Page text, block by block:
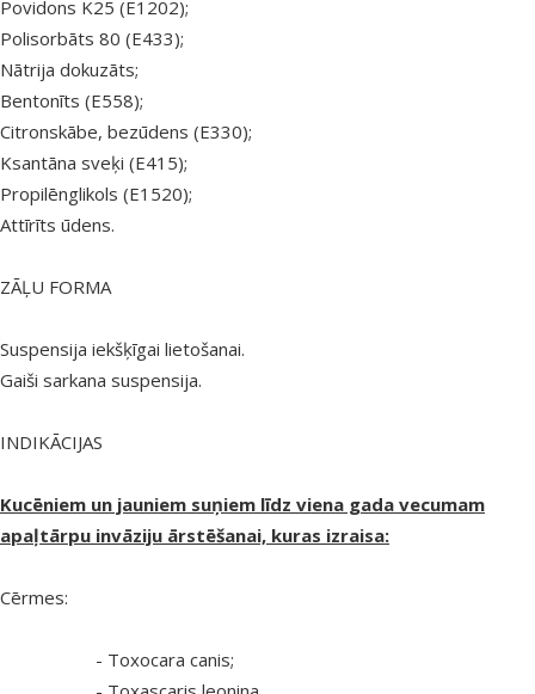
Povidons K25 (E1202);
Polisorbāts 80 (E433);
Nātrija dokuzāts;
Bentonīts (E558);
Citronskābe, bezūdens (E330);
Ksantāna sveķi (E415);
Propilēnglikols (E1520);
Attīrīts ūdens.
ZĀĻU FORMA
Suspensija iekšķīgai lietošanai.
Gaiši sarkana suspensija.
INDIKĀCIJAS
Kucēniem un jauniem suņiem līdz viena gada vecumam
apaļtārpu invāziju ārstēšanai, kuras izraisa:
Cērmes:
- Toxocara canis;